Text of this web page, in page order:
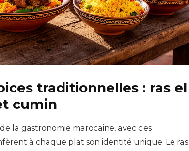
traditionnelles : ras el
cumin
la gastronomie marocaine, avec des
à chaque plat son identité unique. Le ras